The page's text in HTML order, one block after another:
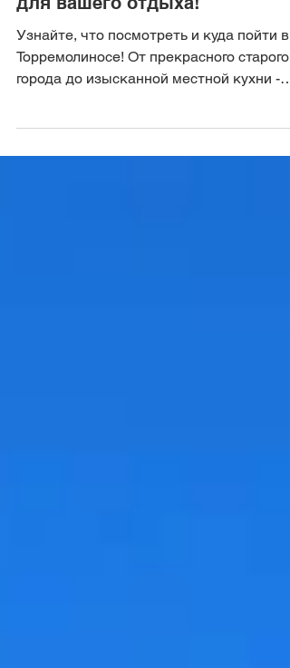
Путеводитель по
Торремолиносу: лучшие места
для вашего отдыха!
Узнайте, что посмотреть и куда пойти в
города до изысканной местной кухни -
узнайте, почему...